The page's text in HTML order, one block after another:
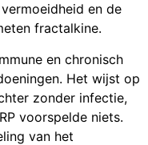
en de
fractalkine.
en chronisch
Het wijst op
zonder infectie,
voorspelde niets.
van het